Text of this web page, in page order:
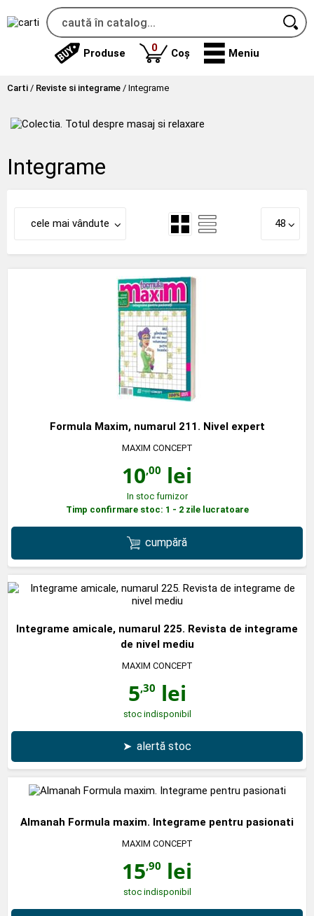
Produse 0produse
Coș Meniu
Carti / Reviste si integrame / Integrame
Integrame
cele mai vândute 48
Formula Maxim, numarul 211. Nivel expert
MAXIM CONCEPT
10,00 lei
In stoc furnizor
Timp confirmare stoc: 1 - 2 zile lucratoare
cumpără
Integrame amicale, numarul 225. Revista de integrame
de nivel mediu
MAXIM CONCEPT
5,30 lei
stoc indisponibil
➤ alertă stoc
Almanah Formula maxim. Integrame pentru pasionati
MAXIM CONCEPT
15,90 lei
stoc indisponibil